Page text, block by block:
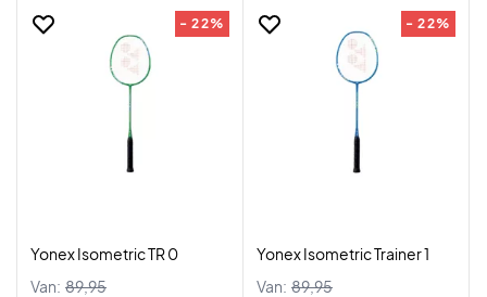
- 22%
Yonex Isometric TR 0
Van: 89,95
- 22%
Yonex Isometric Trainer 1
Van: 89,95